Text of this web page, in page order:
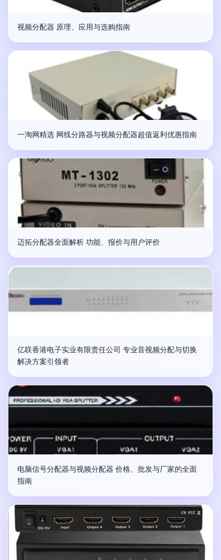
视频分配器 原理、应用与选购指南
一淘网精选 网线分路器与视频分配器超值返利优惠指南
迈拓分配器全面解析 功能、报价与用户评价
亿联香港电子实业有限责任公司 专业音视频分配与切换
解决方案引领者
电脑信号分配器与视频分配器 价格、批发与厂家的全面
指南